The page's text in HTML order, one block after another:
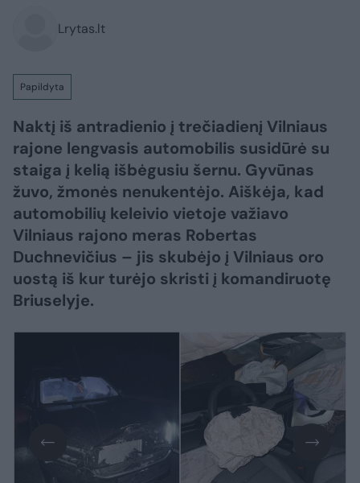
Lrytas.lt
Papildyta
Naktį iš antradienio į trečiadienį Vilniaus
rajone lengvasis automobilis susidūrė su
staiga į kelią išbėgusiu šernu. Gyvūnas
žuvo, žmonės nenukentėjo. Aiškėja, kad
automobilių keleivio vietoje važiavo
Vilniaus rajono meras Robertas
Duchnevičius – jis skubėjo į Vilniaus oro
uostą iš kur turėjo skristi į komandiruotę
Briuselyje.